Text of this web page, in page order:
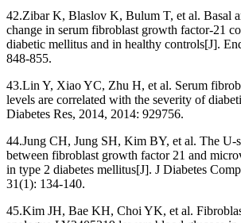
42.Zibar K, Blaslov K, Bulum T, et al. Basal
change in serum fibroblast growth factor-21
diabetic mellitus and in healthy controls[J].
848-855.
43.Lin Y, Xiao YC, Zhu H, et al. Serum
levels are correlated with the severity of
Diabetes Res, 2014, 2014: 929756.
44.Jung CH, Jung SH, Kim BY, et al. The U-
between fibroblast growth factor 21 and
in type 2 diabetes mellitus[J]. J Diabetes
31(1): 134-140.
45.Kim JH, Bae KH, Choi YK, et al.